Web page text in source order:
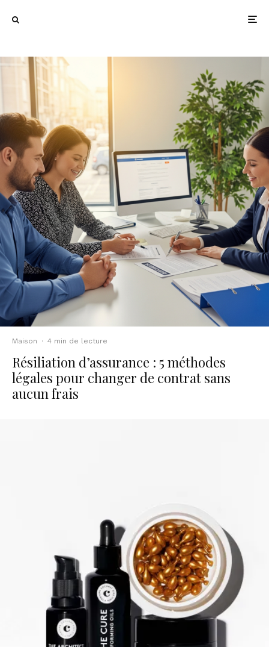
Maison · 4 min de lecture
Résiliation d’assurance : 5 méthodes
légales pour changer de contrat sans
aucun frais